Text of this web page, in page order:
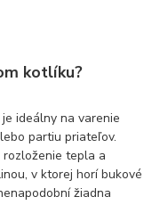
kotlíku?
ideálny na varenie
partiu priateľov.
tepla a
v ktorej horí bukové
žiadna